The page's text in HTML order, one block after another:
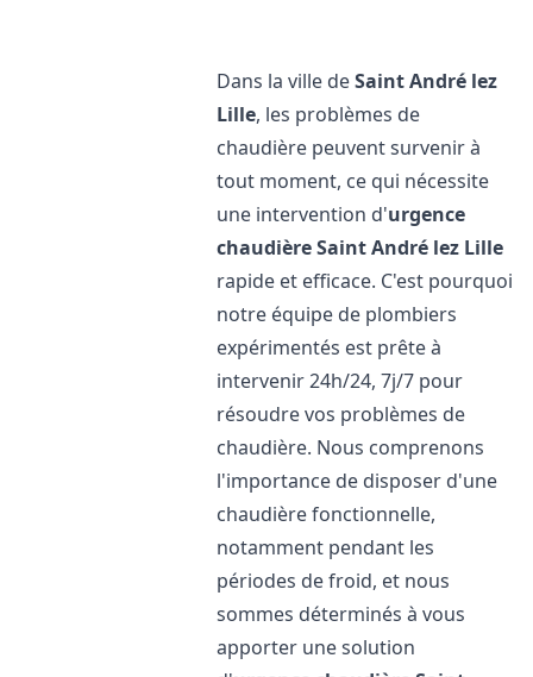
Dans la ville deSaint André lez
Lille, les problèmes de
chaudière peuvent survenir à
tout moment, ce qui nécessite
une intervention d'urgence
chaudièreSaint André lez Lille
rapide et efficace. C'est pourquoi
notre équipe de plombiers
expérimentés est prête à
intervenir 24h/24, 7j/7 pour
résoudre vos problèmes de
chaudière. Nous comprenons
l'importance de disposer d'une
chaudière fonctionnelle,
notamment pendant les
périodes de froid, et nous
sommes déterminés à vous
apporter une solution